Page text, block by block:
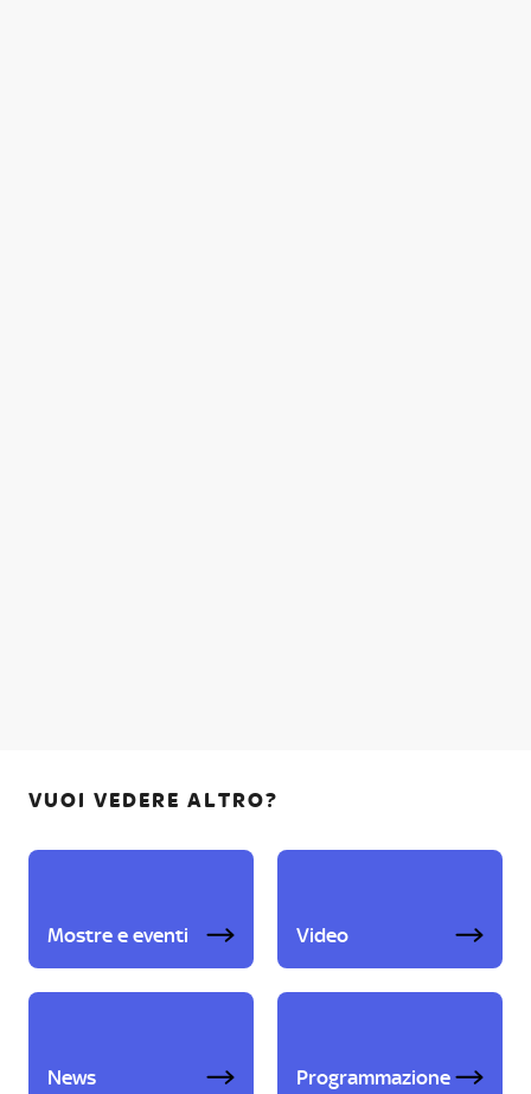
VUOI VEDERE ALTRO?
Mostre e eventi Video
News Programmazione